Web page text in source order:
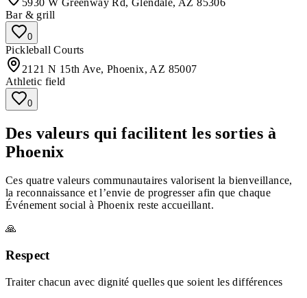
Bar & grill
0
Pickleball Courts
2121 N 15th Ave, Phoenix, AZ 85007
Athletic field
0
Des valeurs qui facilitent les sorties à
Phoenix
Ces quatre valeurs communautaires valorisent la bienveillance,
la reconnaissance et l’envie de progresser afin que chaque
Événement social à Phoenix reste accueillant.
🙏
Respect
Traiter chacun avec dignité quelles que soient les différences